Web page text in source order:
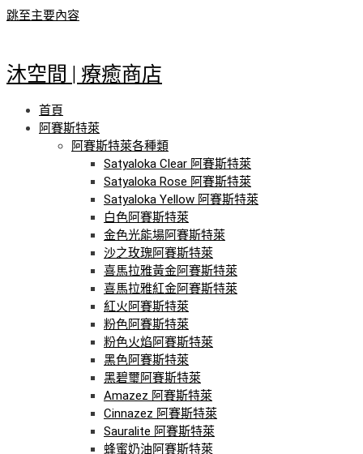
跳至主要內容
沐空間 | 療癒商店
首頁
阿賽斯特萊
阿賽斯特萊各種類
Satyaloka Clear 阿賽斯特萊
Satyaloka Rose 阿賽斯特萊
Satyaloka Yellow 阿賽斯特萊
白色阿賽斯特萊
金色光能場阿賽斯特萊
沙之玫瑰阿賽斯特萊
喜馬拉雅黃金阿賽斯特萊
喜馬拉雅紅金阿賽斯特萊
紅火阿賽斯特萊
粉色阿賽斯特萊
粉色火焰阿賽斯特萊
黑色阿賽斯特萊
黑碧璽阿賽斯特萊
Amazez 阿賽斯特萊
Cinnazez 阿賽斯特萊
Sauralite 阿賽斯特萊
蜂蜜奶油阿賽斯特萊